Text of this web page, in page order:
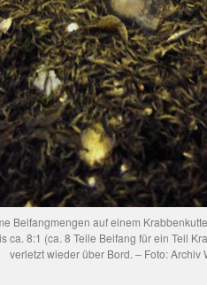
Beifangmengen auf einem
ca. 8:1 (ca. 8 Teile Beifang für ein Teil
verletzt wieder über Bord. – Foto: Archiv